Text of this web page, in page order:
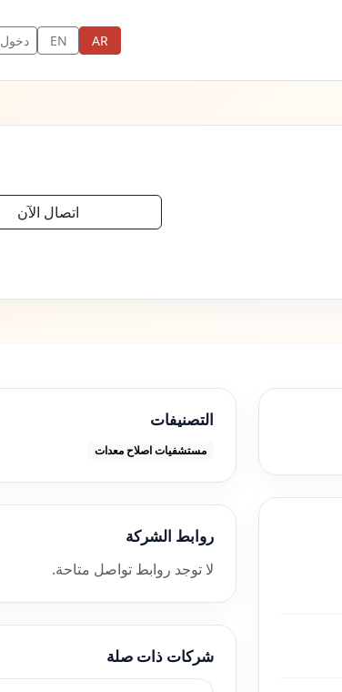
AR
EN دخول
اتصال الآن
التصنيفات
مستشفيات اصلاح معدات
روابط الشركة
لا توجد روابط تواصل متاحة.
شركات ذات صلة